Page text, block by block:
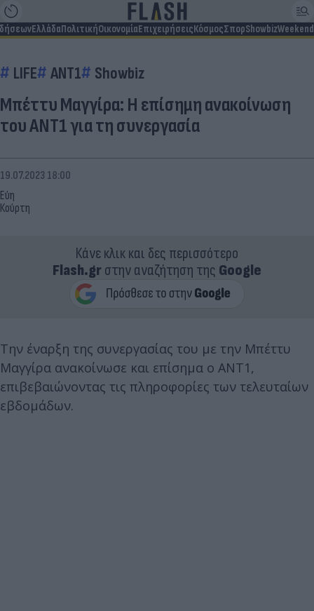
ΕλλάδαΠολιτικήΟικονομίαΕπιχειρήσειςΚόσμοςΣπορShowbizWeekend
LIFE ΑΝΤ1 Showbiz
Μπέττυ Μαγγίρα: Η επίσημη ανακοίνωση
του ΑΝΤ1 για τη συνεργασία
Εύη
Κούρτη
19.07.2023 18:00
Κάνε κλικ και δες περισσότερο
Flash.grστην αναζήτηση της Google
Την έναρξη της συνεργασίας του με την Μπέττυ
Μαγγίρα ανακοίνωσε και επίσημα ο ΑΝΤ1,
επιβεβαιώνοντας τις πληροφορίες των τελευταίων
εβδομάδων.